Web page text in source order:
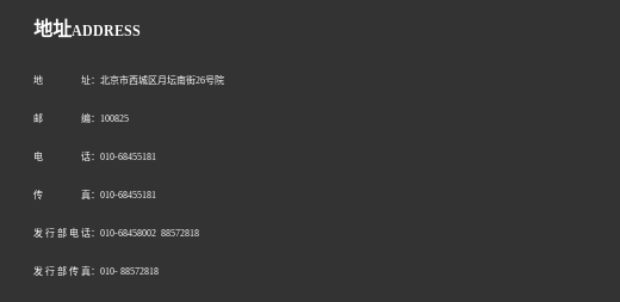
地址ADDRESS
地 址：北京市西城区月坛南街26号院
邮 编：100825
电 话：010-68455181
传 真：010-68455181
发 行 部 电 话：010-68458002 88572818
发 行 部 传 真：010- 88572818